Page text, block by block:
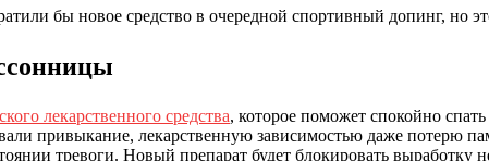
бы новое средство в очередной спортивный допинг, но
лекарственного средства, которое поможет спокойно
привыкание, лекарственную зависимостью даже потерю
тревоги. Новый препарат будет блокировать